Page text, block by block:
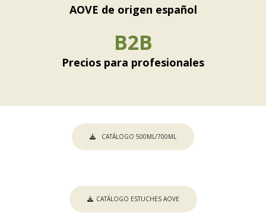
AOVE de origen español
B2B
Precios para profesionales
CATÁLOGO 500ML/700ML
CATÁLOGO ESTUCHES AOVE